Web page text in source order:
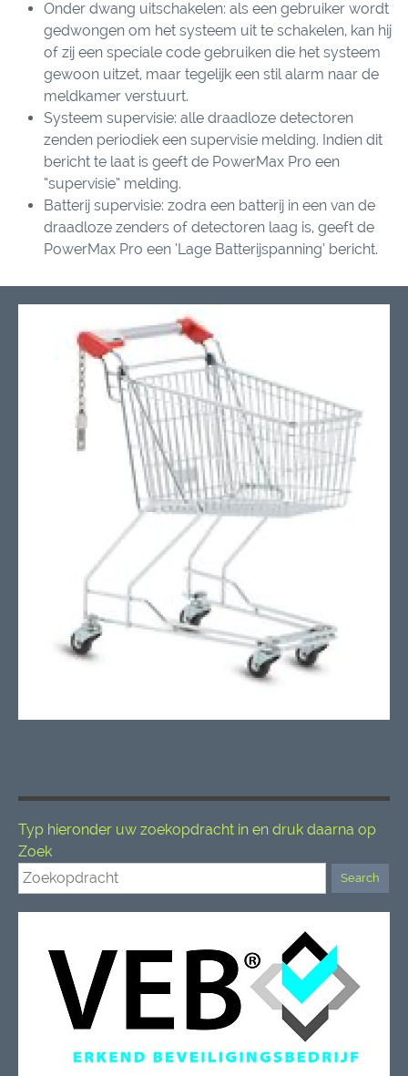
Onder dwang uitschakelen: als een gebruiker wordt
gedwongen om het systeem uit te schakelen, kan hij
of zij een speciale code gebruiken die het systeem
gewoon uitzet, maar tegelijk een stil alarm naar de
meldkamer verstuurt.
Systeem supervisie: alle draadloze detectoren
zenden periodiek een supervisie melding. Indien dit
bericht te laat is geeft de PowerMax Pro een
“supervisie” melding.
Batterij supervisie: zodra een batterij in een van de
draadloze zenders of detectoren laag is, geeft de
PowerMax Pro een ‘Lage Batterijspanning’ bericht.
Typ hieronder uw zoekopdracht in en druk daarna op
Zoek